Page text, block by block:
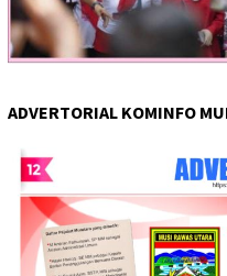
ADVERTORIAL KOMINFO